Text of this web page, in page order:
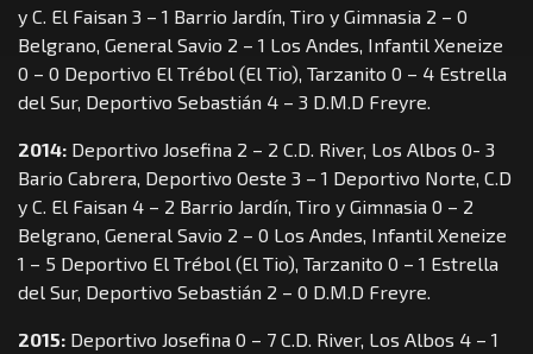
y C. El Faisan 3 – 1 Barrio Jardín, Tiro y Gimnasia 2 – 0
Belgrano, General Savio 2 – 1 Los Andes, Infantil Xeneize
0 – 0 Deportivo El Trébol (El Tio), Tarzanito 0 – 4 Estrella
del Sur, Deportivo Sebastián 4 – 3 D.M.D Freyre.
2014: Deportivo Josefina 2 – 2 C.D. River, Los Albos 0- 3
Bario Cabrera, Deportivo Oeste 3 – 1 Deportivo Norte, C.D
y C. El Faisan 4 – 2 Barrio Jardín, Tiro y Gimnasia 0 – 2
Belgrano, General Savio 2 – 0 Los Andes, Infantil Xeneize
1 – 5 Deportivo El Trébol (El Tio), Tarzanito 0 – 1 Estrella
del Sur, Deportivo Sebastián 2 – 0 D.M.D Freyre.
2015: Deportivo Josefina 0 – 7 C.D. River, Los Albos 4 – 1